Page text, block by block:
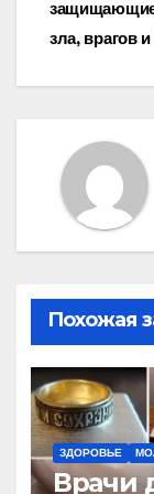
по
зла, врагов
Похожая
ЗДОРОВЬЕ
Врачи